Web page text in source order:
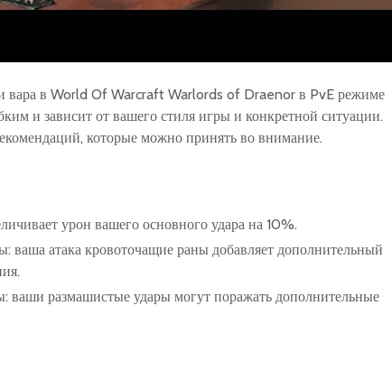
вара в World Of Warcraft Warlords of Draenor в PvE режиме
и зависит от вашего стиля игры и конкретной ситуации.
которые можно принять во внимание.
урон вашего основного удара на 10%.
ваша атака кровоточащие раны добавляет дополнительный
ваши размашистые удары могут поражать дополнительные